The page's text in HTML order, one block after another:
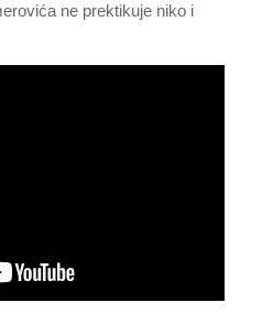
ne prektikuje niko i